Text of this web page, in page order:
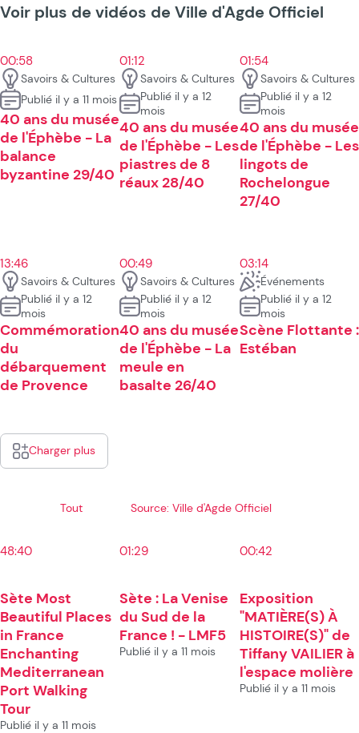
Voir plus de vidéos de Ville d'Agde Officiel
00:58
Savoirs & Cultures
Publié il y a 11 mois
40 ans du musée
de l'Éphèbe - La
balance
byzantine 29/40
01:12
Savoirs & Cultures
Publié il y a 12
mois
40 ans du musée
de l'Éphèbe - Les
piastres de 8
réaux 28/40
01:54
Savoirs & Cultures
Publié il y a 12
mois
40 ans du musée
de l'Éphèbe - Les
lingots de
Rochelongue
27/40
13:46
Savoirs & Cultures
Publié il y a 12
mois
Commémoration
du
débarquement
de Provence
00:49
Savoirs & Cultures
Publié il y a 12
mois
40 ans du musée
de l'Éphèbe - La
meule en
basalte 26/40
03:14
Événements
Publié il y a 12
mois
Scène Flottante :
Estéban
Charger plus
Tout Source: Ville d'Agde Officiel
48:40
Sète Most
Beautiful Places
in France
Enchanting
Mediterranean
Port Walking
Tour
Publié il y a 11 mois
01:29
Sète : La Venise
du Sud de la
France ! - LMF5
Publié il y a 11 mois
00:42
Exposition
"MATIÈRE(S) À
HISTOIRE(S)" de
Tiffany VAILIER à
l'espace molière
Publié il y a 11 mois